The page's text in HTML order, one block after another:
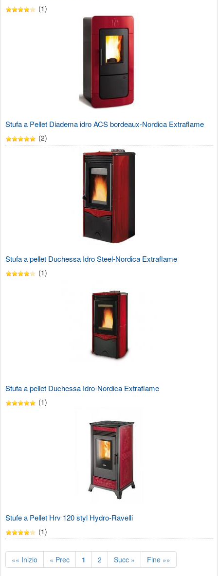
(1)
Stufa a Pellet Diadema idro ACS bordeaux-Nordica Extraflame
(2)
Stufa a pellet Duchessa Idro Steel-Nordica Extraflame
(1)
Stufa a pellet Duchessa Idro-Nordica Extraflame
(1)
Stufe a Pellet Hrv 120 styl Hydro-Ravelli
(1)
«« Inizio « Prec 1 2 Succ » Fine »»